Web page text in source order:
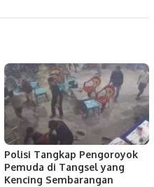
Polisi Tangkap Pengoroyok
Pemuda di Tangsel yang
Kencing Sembarangan